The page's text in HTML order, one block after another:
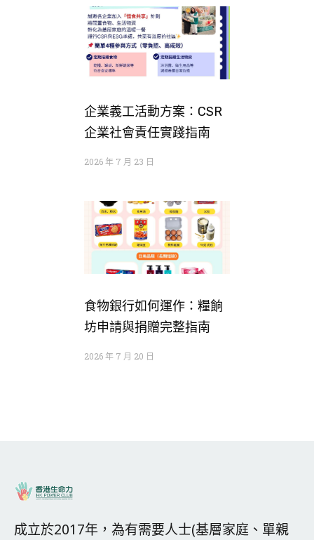
企業義工活動方案：CSR
企業社會責任實踐指南
2026 年 7 月 23 日
食物銀行如何運作：糧餉
坊申請與捐贈完整指南
2026 年 7 月 20 日
成立於2017年，為有需要人士(基層家庭、單親